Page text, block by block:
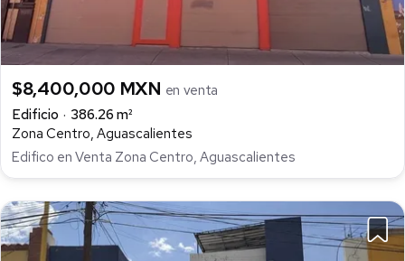
$8,400,000 MXN en venta
Edificio
386.26 m²
Zona Centro, Aguascalientes
Edifico en Venta Zona Centro, Aguascalientes